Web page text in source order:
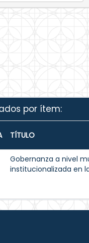
por ítem:
TÍTULO
Gobernanza a nivel
institucionalizada en